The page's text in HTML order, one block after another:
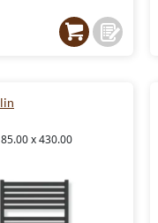
x 430.00